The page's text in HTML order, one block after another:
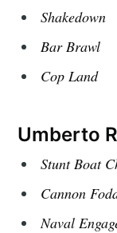
Shakedown
Bar Brawl
Cop Land
Umberto
Stunt Boat
Cannon
Naval